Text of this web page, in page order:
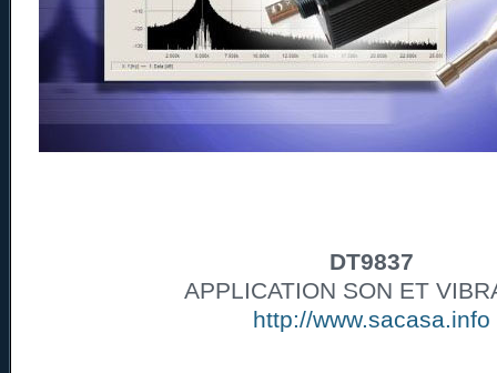
DT9837
APPLICATION SON ET
http://www.sacasa.info